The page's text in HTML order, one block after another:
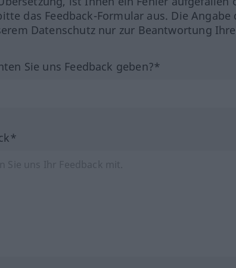
das Feedback-Formular aus. Die
Datenschutz nur zur Beantwortung
Sie uns Feedback geben?*